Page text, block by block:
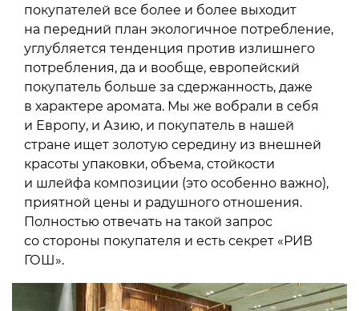
покупателей все более и более выходит
на передний план экологичное потребление,
углубляется тенденция против излишнего
потребления, да и вообще, европейский
покупатель больше за сдержанность, даже
в характере аромата. Мы же вобрали в себя
и Европу, и Азию, и покупатель в нашей
стране ищет золотую середину из внешней
красоты упаковки, объема, стойкости
и шлейфа композиции (это особенно важно),
приятной цены и радушного отношения.
Полностью отвечать на такой запрос
со стороны покупателя и есть секрет «РИВ
ГОШ».